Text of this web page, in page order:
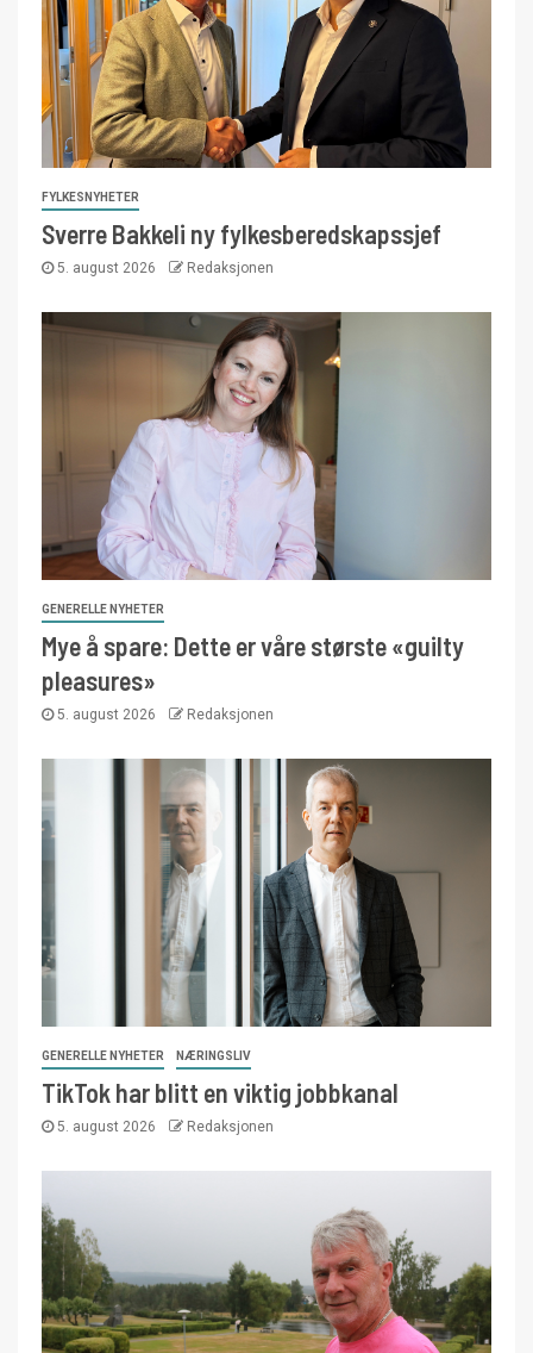
FYLKESNYHETER
Sverre Bakkeli ny fylkesberedskapssjef
5. august 2026 Redaksjonen
GENERELLE NYHETER
Mye å spare: Dette er våre største «guilty
pleasures»
5. august 2026 Redaksjonen
GENERELLE NYHETER NÆRINGSLIV
TikTok har blitt en viktig jobbkanal
5. august 2026 Redaksjonen